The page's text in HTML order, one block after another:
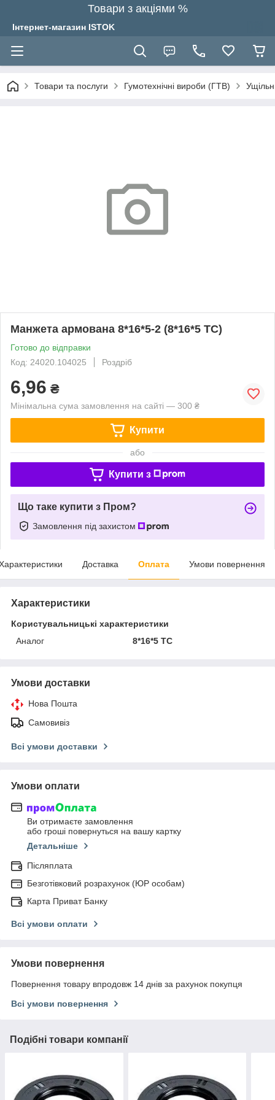
Товари з акціями %
Інтернет-магазин ISTOK
Товари та послуги Гумотехнічні вироби (ГТВ)
Манжета армована 8*16*5-2 (8*16*5 TC)
Готово до відправки
Код: 24020.104025
Роздріб
6,96 ₴
Мінімальна сума замовлення на сайті — 300 ₴
Купити
або
Купити з
Що таке купити з Пром?
Замовлення під захистом
Доставка Оплата Умови повернення
Характеристики
Користувальницькі характеристики
Аналог
8*16*5 TC
Умови доставки
Нова Пошта
Самовивіз
Всі умови доставки
Умови оплати
Ви отримаєте замовлення
або гроші повернуться на вашу картку
Детальніше
Післяплата
Безготівковий розрахунок (ЮР особам)
Карта Приват Банку
Всі умови оплати
Умови повернення
Повернення товару впродовж 14 днів за рахунок покупця
Всі умови повернення
Подібні товари компанії